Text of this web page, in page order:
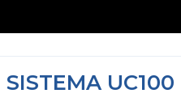
SISTEMA